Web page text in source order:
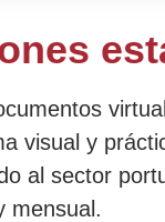
visual y
al sector
mensual.